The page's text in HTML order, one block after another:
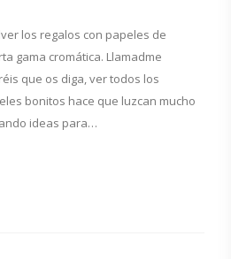
los regalos con papeles de
gama cromática. Llamadme
que os diga, ver todos los
bonitos hace que luzcan mucho
ideas para…